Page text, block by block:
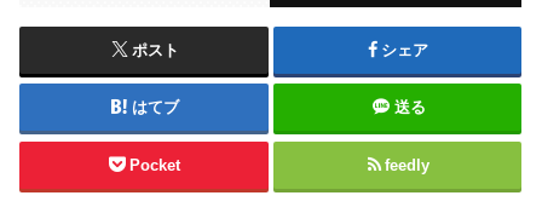
ポスト シェア
はてブ 送る
Pocket feedly